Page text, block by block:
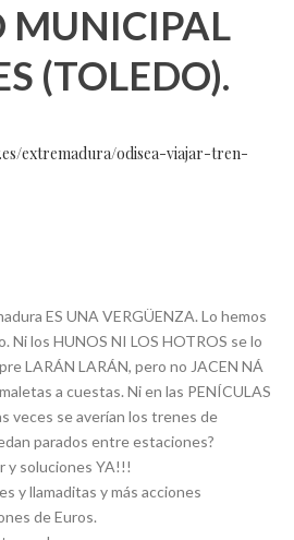
MUNICIPAL
(TOLEDO).
extremadura/odisea-viajar-tren-
ES UNA VERGÜENZA. Lo hemos
Ni los HUNOS NI LOS HOTROS se lo
LARÁN LARÁN, pero no JACEN NÁ
a cuestas. Ni en las PENÍCULAS
veces se averían los trenes de
parados entre estaciones?
y soluciones YA!!!
y llamaditas y más acciones
de Euros.